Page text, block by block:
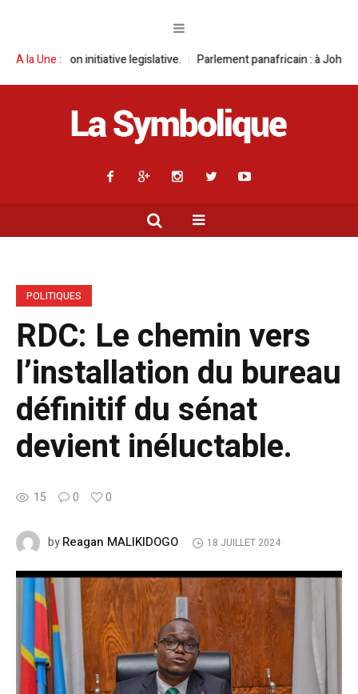
A la Une :legislative. Parlement panafricain : à Johannesburg, Aimé
POLITIQUES
RDC: Le chemin vers
l’installation du bureau
définitif du sénat
devient inéluctable.
15 0 0
byReagan MALIKIDOGO 18 JUILLET 2024